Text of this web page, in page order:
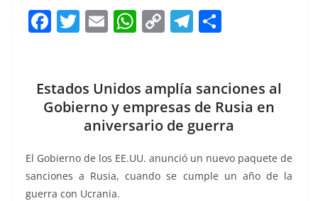
F
e
b
o
k
T
er
E
l
W
s
A
p
p
C
y
Li
n
k
T
gr
a
m
e
Estados Unidos amplía sanciones al
Gobierno y empresas de Rusia en
aniversario de guerra
El Gobierno de los EE.UU. anunció un nuevo paquete de
sanciones a Rusia, cuando se cumple un año de la
guerra con Ucrania.